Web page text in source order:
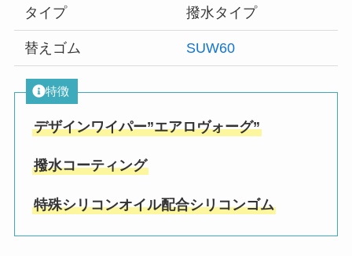
タイプ 撥水タイプ
替えゴム SUW60
特徴
デザインワイパー”エアロヴォーグ”
撥水コーティング
特殊シリコンオイル配合シリコンゴム